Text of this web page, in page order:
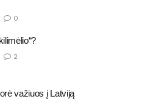
0
2
važiuos į Latviją